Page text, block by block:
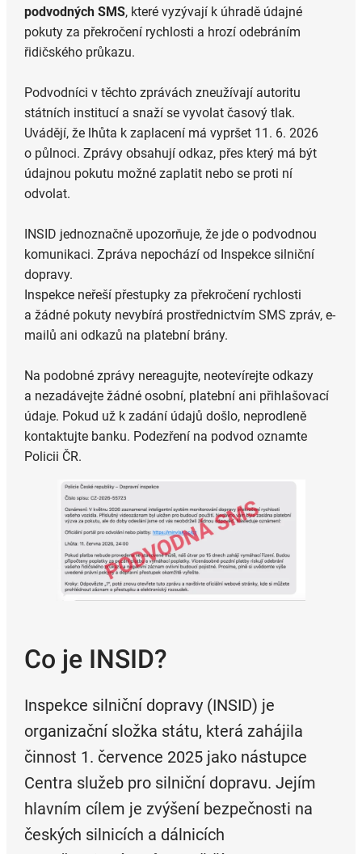
podvodných SMS, které vyzývají k úhradě údajné
pokuty za překročení rychlosti a hrozí odebráním
řidičského průkazu.
Podvodníci v těchto zprávách zneužívají autoritu
státních institucí a snaží se vyvolat časový tlak.
Uvádějí, že lhůta k zaplacení má vypršet 11. 6. 2026
o půlnoci. Zprávy obsahují odkaz, přes který má být
údajnou pokutu možné zaplatit nebo se proti ní
odvolat.
INSID jednoznačně upozorňuje, že jde o podvodnou
komunikaci. Zpráva nepochází od Inspekce silniční
dopravy.
Inspekce neřeší přestupky za překročení rychlosti
a žádné pokuty nevybírá prostřednictvím SMS zpráv, e-
mailů ani odkazů na platební brány.
Na podobné zprávy nereagujte, neotevírejte odkazy
a nezadávejte žádné osobní, platební ani přihlašovací
údaje. Pokud už k zadání údajů došlo, neprodleně
kontaktujte banku. Podezření na podvod oznamte
Policii ČR.
Co je INSID?
Inspekce silniční dopravy (INSID) je
organizační složka státu, která zahájila
činnost 1. července 2025 jako nástupce
Centra služeb pro silniční dopravu. Jejím
hlavním cílem je zvýšení bezpečnosti na
českých silnicích a dálnicích